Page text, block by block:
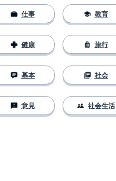
仕事
健康
基本
意見
教育
旅行
社会
社会生活